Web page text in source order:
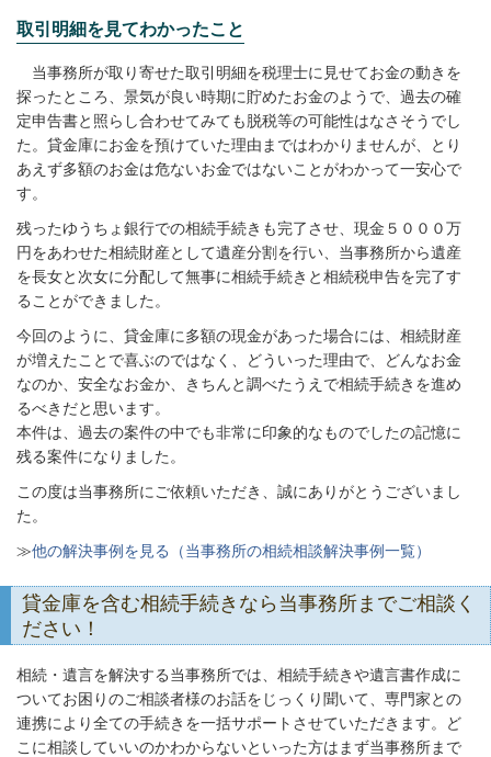
取引明細を見てわかったこと
当事務所が取り寄せた取引明細を税理士に見せてお金の動きを
探ったところ、景気が良い時期に貯めたお金のようで、過去の確
定申告書と照らし合わせてみても脱税等の可能性はなさそうでし
た。貸金庫にお金を預けていた理由まではわかりませんが、とり
あえず多額のお金は危ないお金ではないことがわかって一安心で
す。
残ったゆうちょ銀行での相続手続きも完了させ、現金５０００万
円をあわせた相続財産として遺産分割を行い、当事務所から遺産
を長女と次女に分配して無事に相続手続きと相続税申告を完了す
ることができました。
今回のように、貸金庫に多額の現金があった場合には、相続財産
が増えたことで喜ぶのではなく、どういった理由で、どんなお金
なのか、安全なお金か、きちんと調べたうえで相続手続きを進め
るべきだと思います。
本件は、過去の案件の中でも非常に印象的なものでしたの記憶に
残る案件になりました。
この度は当事務所にご依頼いただき、誠にありがとうございまし
た。
≫他の解決事例を見る（当事務所の相続相談解決事例一覧）
貸金庫を含む相続手続きなら当事務所までご相談く
ださい！
相続・遺言を解決する当事務所では、相続手続きや遺言書作成に
ついてお困りのご相談者様のお話をじっくり聞いて、専門家との
連携により全ての手続きを一括サポートさせていただきます。ど
こに相談していいのかわからないといった方はまず当事務所まで